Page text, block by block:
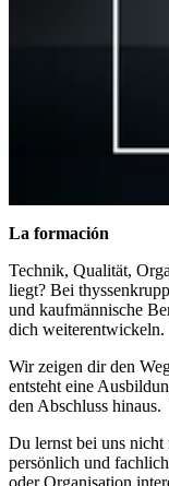
La formación
Technik, Qualität,
liegt? Bei
und kaufmännische
dich weiterentwickeln.
Wir zeigen dir den
entsteht eine
den Abschluss hinaus.
Du lernst bei uns
persönlich und
oder Organisation